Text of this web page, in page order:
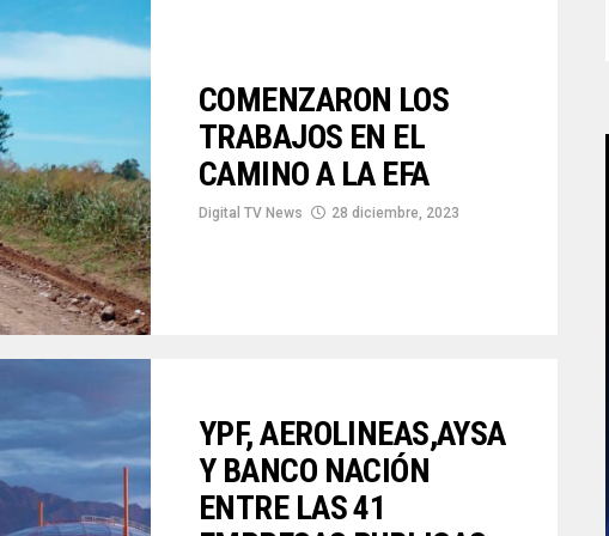
COMENZARON LOS
TRABAJOS EN EL
CAMINO A LA EFA
Digital TV News 28 diciembre, 2023
YPF, AEROLINEAS,AYSA
Y BANCO NACIÓN
ENTRE LAS 41